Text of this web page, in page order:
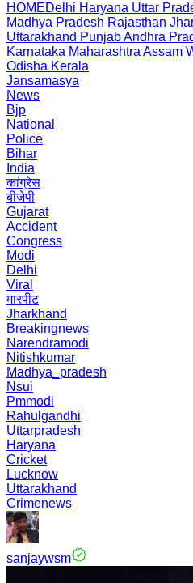
HOMEDelhi Haryana Uttar
Madhya Pradesh Rajasthan
Uttarakhand PunjabAndhra
Karnataka Maharashtra Assam
Odisha Kerala
Jansamasya
News
Bjp
National
Police
Bihar
India
कांग्रेस
बीजेपी
Gujarat
Accident
Congress
Modi
Delhi
Viral
मारपीट
Jharkhand
Breakingnews
Narendramodi
Nitishkumar
Madhya_pradesh
Nsui
Pmmodi
Rahulgandhi
Uttarpradesh
Haryana
Cricket
Lucknow
Uttarakhand
Crimenews
sanjaywsm